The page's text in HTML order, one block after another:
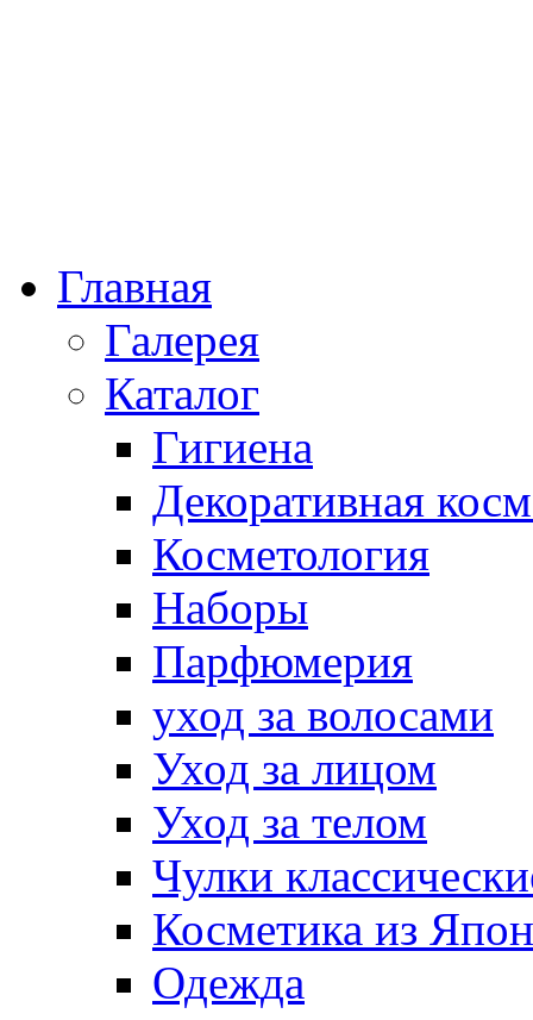
Главная
Галерея
Каталог
Гигиена
Декоративная
Косметология
Наборы
Парфюмерия
уход за волосами
Уход за лицом
Уход за телом
Чулки
Косметика из
Одежда